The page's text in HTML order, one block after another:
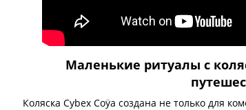
Маленькие ритуалы с
Коляска Cybex Coÿa создана не только для